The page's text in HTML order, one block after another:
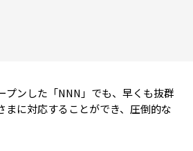
プンした「NNN」でも、早くも抜群
に対応することができ、圧倒的な